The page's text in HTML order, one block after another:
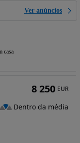
Ver anúncios
casa
8 250 EUR
Dentro da média